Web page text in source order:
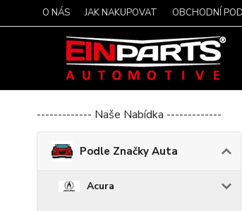
O NÁS JAK NAKUPOVAT OBCHODNÍ
------------- Naše Nabídka -------------
Podle Značky Auta
Acura